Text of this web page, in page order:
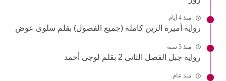
منذ 4 أيام
رواية أميرة الزين كامله (جميع الفصول) بقلم سلوى عوض
منذ 3 سنة
رواية جبل الفصل الثانى 2 بقلم لوجى أحمد
منذ عام